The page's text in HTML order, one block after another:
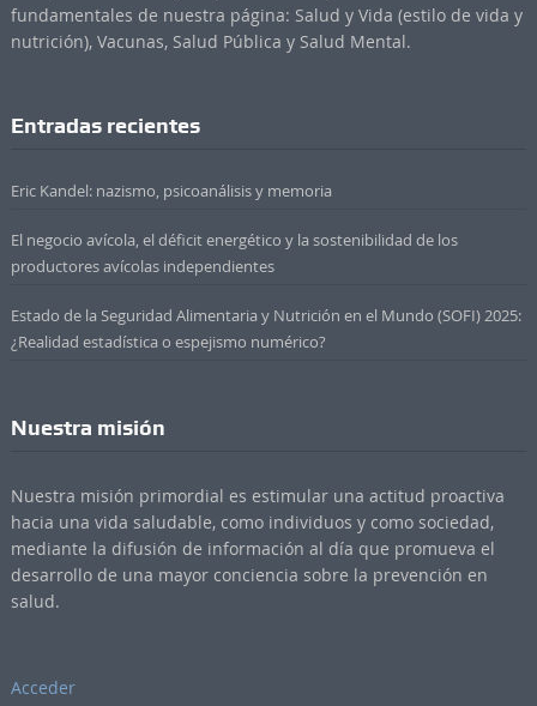
fundamentales de nuestra página: Salud y Vida (estilo de vida y
nutrición), Vacunas, Salud Pública y Salud Mental.
Entradas recientes
Eric Kandel: nazismo, psicoanálisis y memoria
El negocio avícola, el déficit energético y la sostenibilidad de los
productores avícolas independientes
Estado de la Seguridad Alimentaria y Nutrición en el Mundo (SOFI) 2025:
¿Realidad estadística o espejismo numérico?
Nuestra misión
Nuestra misión primordial es estimular una actitud proactiva
hacia una vida saludable, como individuos y como sociedad,
mediante la difusión de información al día que promueva el
desarrollo de una mayor conciencia sobre la prevención en
salud.
Acceder